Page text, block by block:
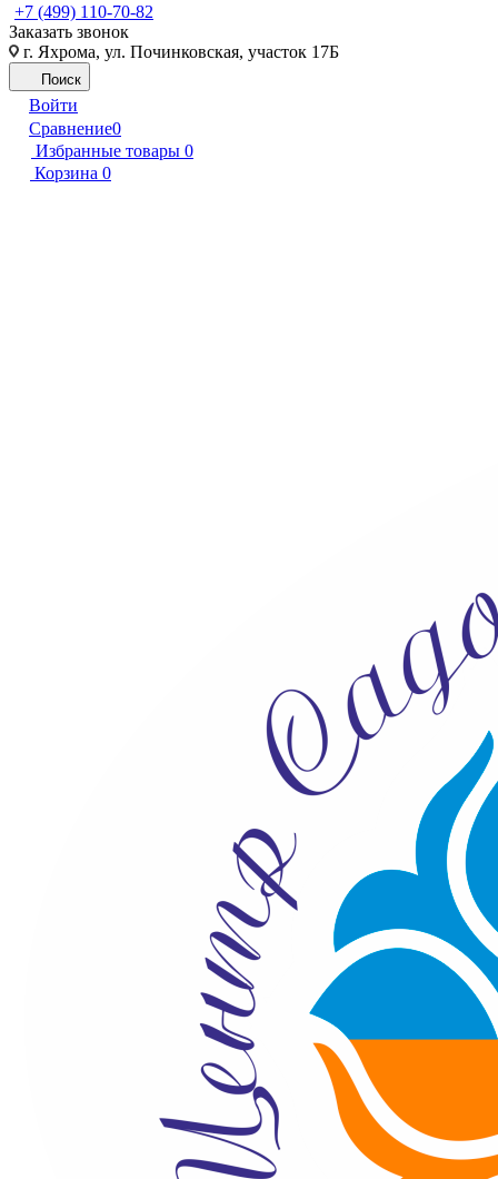
+7 (499) 110-70-82
Заказать звонок
г. Яхрома, ул. Починковская, участок 17Б
Поиск
Войти
Сравнение0
Избранные товары 0
Корзина 0